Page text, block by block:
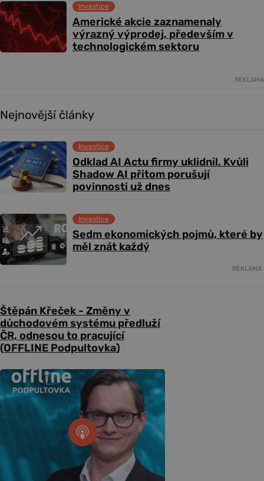
Americké akcie zaznamenaly
výrazný výprodej, především v
technologickém sektoru
Investice
REKLAMA
Nejnovější články
Odklad AI Actu firmy uklidnil. Kvůli
Shadow AI přitom porušují
povinnosti už dnes
Investice
Sedm ekonomických pojmů, které by
měl znát každý
Investice
REKLAMA
Štěpán Křeček - Změny v
důchodovém systému předluží
ČR, odnesou to pracující
(OFFLINE Podpultovka)